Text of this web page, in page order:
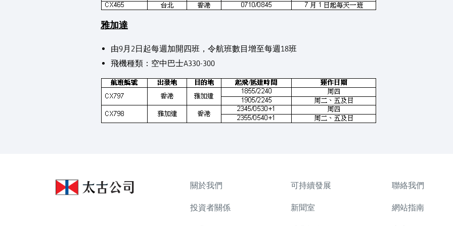
雅加達
由9月2日起每週加開四班，令航班數目增至每週18班
飛機種類：空中巴士A330-300
關於我們
投資者關係
可持續發展
新聞室
聯絡我們
網站指南